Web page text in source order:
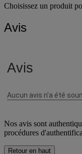
Avis
Nos avis sont